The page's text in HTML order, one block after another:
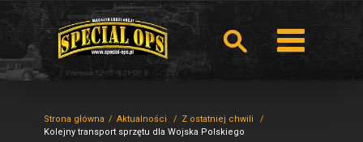
Strona główna Aktualności
Z ostatniej chwili
Kolejny transport sprzętu dla Wojska Polskiego